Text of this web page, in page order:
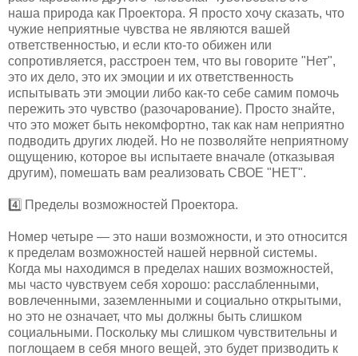
наша природа как Проектора. Я просто хочу сказать, что
чужие неприятные чувства не являются вашей
ответственностью, и если кто-то обижен или
сопротивляется, расстроен тем, что вы говорите "Нет",
это их дело, это их эмоции и их ответственность
испытывать эти эмоции либо как-то себе самим помочь
пережить это чувство (разочарование). Просто знайте,
что это может быть некомфортно, так как нам неприятно
подводить других людей. Но не позволяйте неприятному
ощущению, которое вы испытаете вначале (отказывая
другим), помешать вам реализовать СВОЕ "НЕТ".
4️⃣ Пределы возможностей Проектора.
Номер четыре — это наши возможности, и это относится
к пределам возможностей нашей нервной системы.
Когда мы находимся в пределах наших возможностей,
мы часто чувствуем себя хорошо: расслабленными,
вовлеченными, заземленными и социально открытыми,
но это не означает, что мы должны быть слишком
социальными. Поскольку мы слишком чувствительны и
поглощаем в себя много вещей, это будет призводить к